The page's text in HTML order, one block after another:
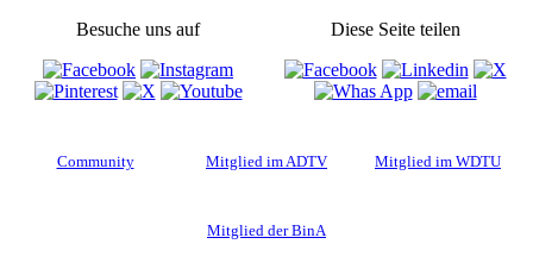
Besuche uns auf Diese Seite teilen
Community Mitglied im ADTV Mitglied im WDTU
Mitglied der BinA